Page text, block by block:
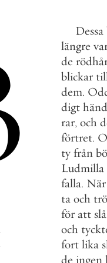
Dessa
längre
de
blickar
dem.
digt
rar, och
förtret.
ty från
Ludmilla
falla. När
ta och
för att slå
och
fort lika
de ingen